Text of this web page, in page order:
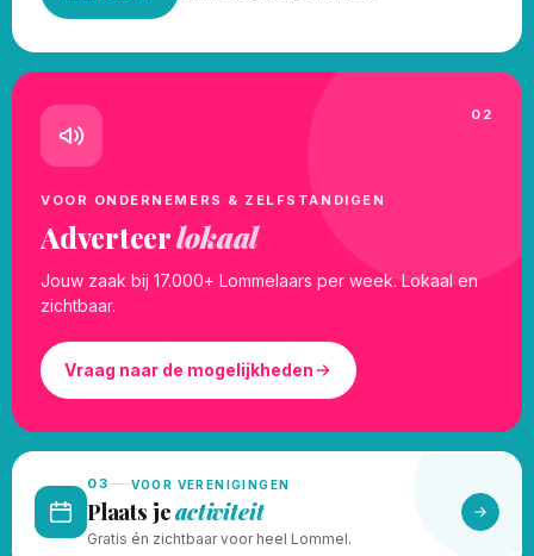
02
VOOR ONDERNEMERS & ZELFSTANDIGEN
Adverteerlokaal
Jouw zaak bij 17.000+ Lommelaars per week. Lokaal en
zichtbaar.
Vraag naar de mogelijkheden
03 VOOR VERENIGINGEN
Plaats jeactiviteit
Gratis én zichtbaar voor heel Lommel.